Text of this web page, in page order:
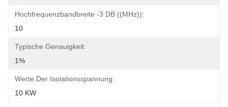
Hochfrequenzbandbreite -3 DB ((MHz)):
10
Typische Genauigkeit:
1%
Werte Der Isolationsspannung:
10 KW